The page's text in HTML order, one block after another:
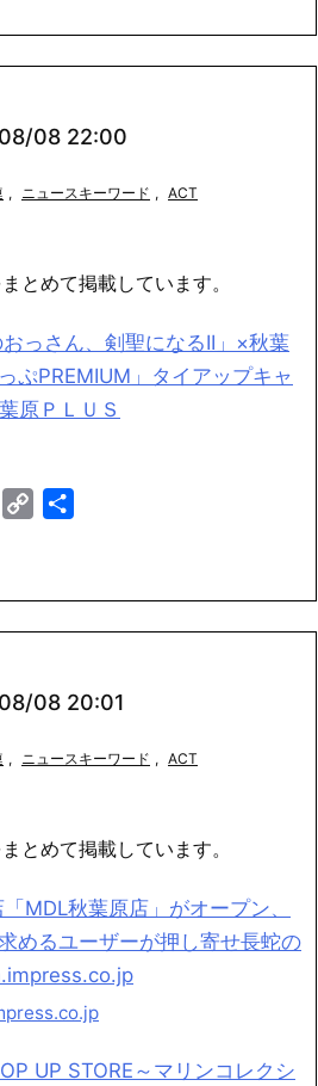
08 22:00
, ニュースキーワード , ACT
とめて掲載しています。
っさん、剣聖になるII」×秋葉
ぷPREMIUM」タイアップキャ
原ＰＬＵＳ
Email
Copy
08 20:01
, ニュースキーワード , ACT
とめて掲載しています。
MDL秋葉原店」がオープン、
めるユーザーが押し寄せ長蛇の
UP STORE～マリンコレクシ